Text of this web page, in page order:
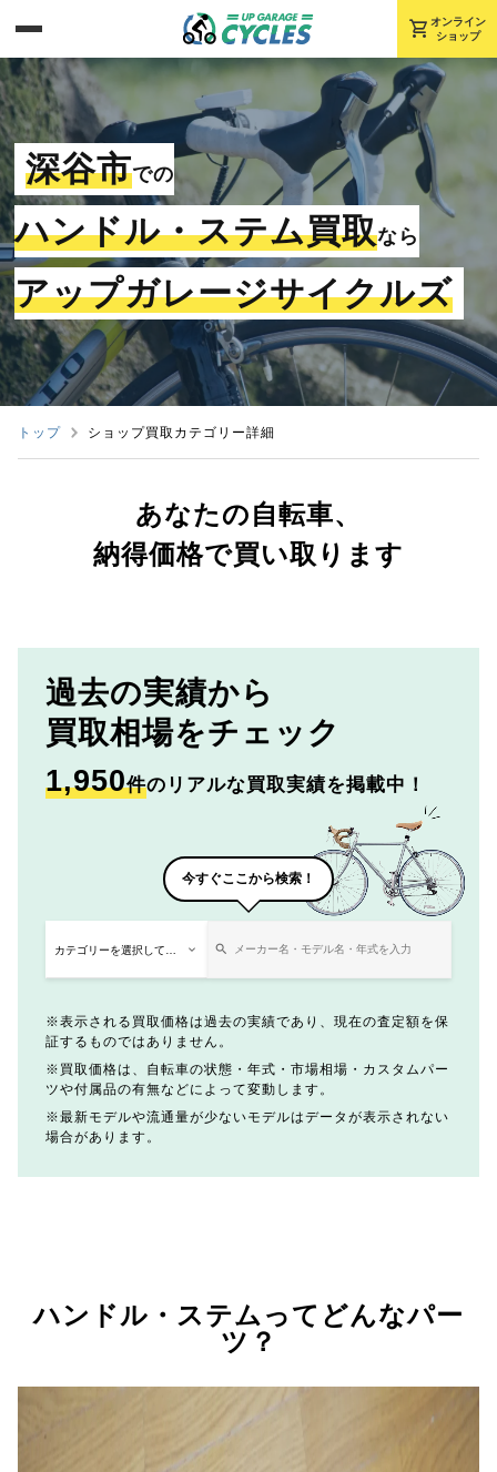
shopping_cart オンライン
ショップ
深谷市での
ハンドル・ステム買取なら
アップガレージサイクルズ
トップ ショップ買取カテゴリー詳細
あなたの自転車、
納得価格で買い取ります
過去の実績から
買取相場をチェック
1,950件のリアルな買取実績を掲載中！
今すぐここから検索！
表示される買取価格は過去の実績であり、現在の査定額を保
証するものではありません。
買取価格は、自転車の状態・年式・市場相場・カスタムパー
ツや付属品の有無などによって変動します。
最新モデルや流通量が少ないモデルはデータが表示されない
場合があります。
ハンドル・ステムってどんなパー
ツ？